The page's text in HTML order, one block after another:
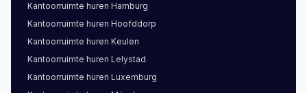
Kantoorruimte huren Hamburg
Kantoorruimte huren Hoofddorp
Kantoorruimte huren Keulen
Kantoorruimte huren Lelystad
Kantoorruimte huren Luxemburg